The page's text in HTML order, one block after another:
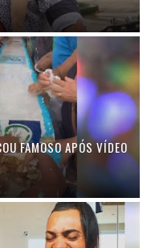
FAMOSO APÓS VÍDEO